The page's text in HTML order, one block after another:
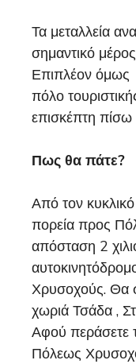
Τα μεταλλεία
σημαντικό
Επιπλέον όμως
πόλο
επισκέπτη
Πως θα πάτε?
Από τον
πορεία προς
απόσταση 2
Χρυσοχούς. Θα
χωριά Τσάδα ,
Αφού περάσετε
Πόλεως